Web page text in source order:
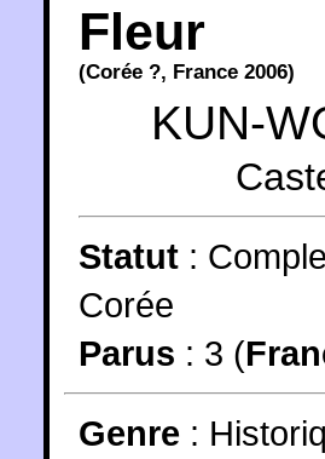
Fleur
(Corée ?, France 2006)
KUN-
Statut :
Corée
Parus : 3 (
Genre :